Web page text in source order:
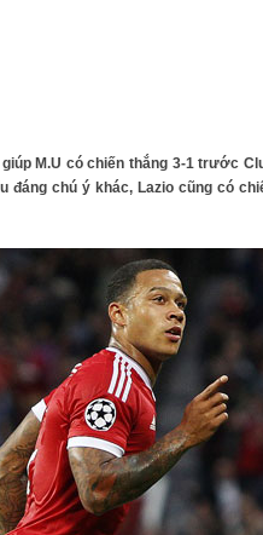
M.U có chiến thắng 3-1 trước
chú ý khác, Lazio cũng có